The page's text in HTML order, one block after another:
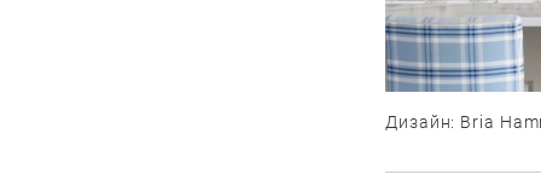
Дизайн: Bria